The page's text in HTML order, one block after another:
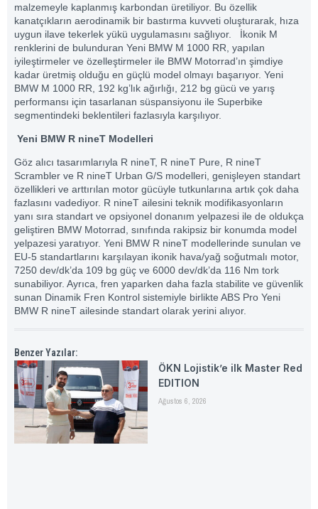
malzemeyle kaplanmış karbondan üretiliyor. Bu özellik
kanatçıkların aerodinamik bir bastırma kuvveti oluşturarak, hıza
uygun ilave tekerlek yükü uygulamasını sağlıyor. İkonik M
renklerini de bulunduran Yeni BMW M 1000 RR, yapılan
iyileştirmeler ve özelleştirmeler ile BMW Motorrad’ın şimdiye
kadar üretmiş olduğu en güçlü model olmayı başarıyor. Yeni
BMW M 1000 RR, 192 kg’lık ağırlığı, 212 bg gücü ve yarış
performansı için tasarlanan süspansiyonu ile Superbike
segmentindeki beklentileri fazlasıyla karşılıyor.
Yeni BMW R nineT Modelleri
Göz alıcı tasarımlarıyla R nineT, R nineT Pure, R nineT
Scrambler ve R nineT Urban G/S modelleri, genişleyen standart
özellikleri ve arttırılan motor gücüyle tutkunlarına artık çok daha
fazlasını vadediyor. R nineT ailesini teknik modifikasyonların
yanı sıra standart ve opsiyonel donanım yelpazesi ile de oldukça
geliştiren BMW Motorrad, sınıfında rakipsiz bir konumda model
yelpazesi yaratıyor. Yeni BMW R nineT modellerinde sunulan ve
EU-5 standartlarını karşılayan ikonik hava/yağ soğutmalı motor,
7250 dev/dk’da 109 bg güç ve 6000 dev/dk’da 116 Nm tork
sunabiliyor. Ayrıca, fren yaparken daha fazla stabilite ve güvenlik
sunan Dinamik Fren Kontrol sistemiyle birlikte ABS Pro Yeni
BMW R nineT ailesinde standart olarak yerini alıyor.
Benzer Yazılar:
ÖKN Lojistik’e ilk Master Red
EDITION
Ağustos 6, 2026